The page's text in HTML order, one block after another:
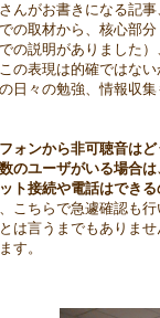
んがお書きになる記
の取材から、核心部
の説明がありました
の表現は的確ではな
日々の勉強、情報収
フォンから非可聴音は
のユーザがいる場合
ト接続や電話はでき
こちらで急遽確認も
は言うまでもありま
す。